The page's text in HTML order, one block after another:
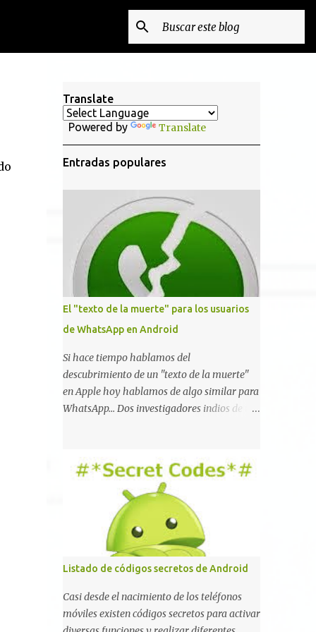
Translate
Powered by Translate
Entradas populares
El "texto de la muerte" para los usuarios
de WhatsApp en Android
Si hace tiempo hablamos del
descubrimiento de un "texto de la muerte"
en Apple hoy hablamos de algo similar para
WhatsApp... Dos investigadores indios de tan
que la aplicación se detenga por completo al
intentar leer un sólo mensaje de 2000
caracteres especiales y tan sólo 2 KB de
tamaño. La vulnerabilidad ha sido probada
y funciona correctamente en la mayoría de
las versiones de Android y de WhatsApp
incluyendo la 2.11.431 y 2.11.432. Sin embargo
todavía no se ha probado en iOS y Windows
no parece ser vulnerable. Esto podría
provocar que se extienda como una pesada
broma la moda de bloquear WhatsApp a
Listado de códigos secretos de Android
Casi desde el nacimiento de los teléfonos
móviles existen códigos secretos para activar